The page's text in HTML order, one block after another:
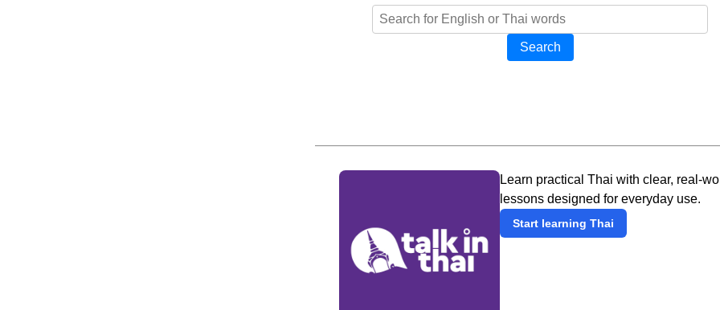
Search
Learn practical Thai with clear, real-
lessons designed for everyday use.
Start learning Thai